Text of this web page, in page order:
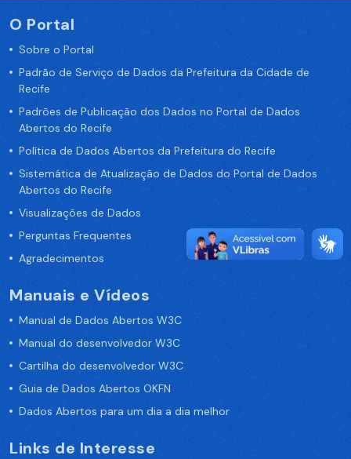
O Portal
Sobre o Portal
Padrão de Serviço de Dados da Prefeitura da Cidade de
Recife
Padrões de Publicação dos Dados no Portal de Dados
Abertos do Recife
Política de Dados Abertos da Prefeitura do Recife
Sistemática de Atualização de Dados do Portal de Dados
Abertos do Recife
Visualizações de Dados
Perguntas Frequentes
Agradecimentos
Manuais e Vídeos
Manual de Dados Abertos W3C
Manual do desenvolvedor W3C
Cartilha do desenvolvedor W3C
Guia de Dados Abertos OKFN
Dados Abertos para um dia a dia melhor
Links de Interesse